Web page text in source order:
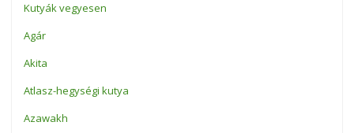
Kutyák vegyesen
Agár
Akita
Atlasz-hegységi kutya
Azawakh